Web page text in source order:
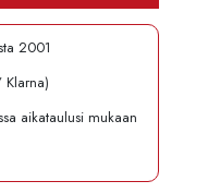
2001
Klarna)
aikataulusi mukaan